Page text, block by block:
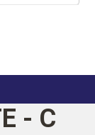
- C